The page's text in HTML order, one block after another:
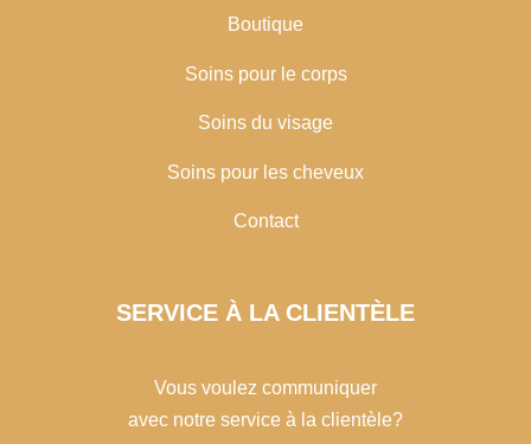
Boutique
Soins pour le corps
Soins du visage
Soins pour les cheveux
Contact
SERVICE À LA CLIENTÈLE
Vous voulez communiquer
avec notre service à la clientèle?